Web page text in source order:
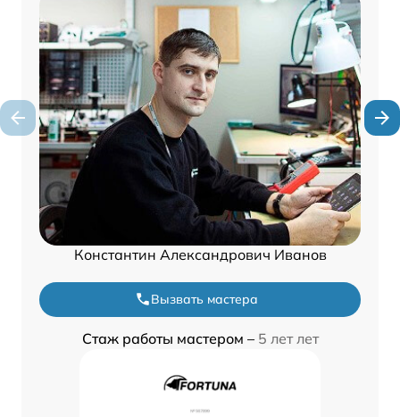
Константин Александрович Иванов
Вызвать мастера
Стаж работы мастером – 5 лет лет